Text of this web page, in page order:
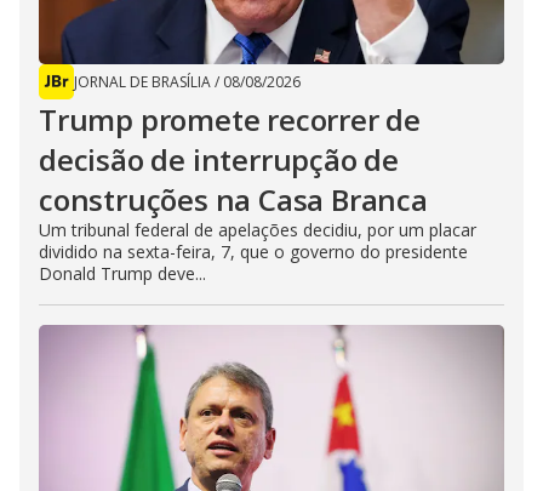
JORNAL DE BRASÍLIA/ 08/08/2026
Trump promete recorrer de
decisão de interrupção de
construções na Casa Branca
Um tribunal federal de apelações decidiu, por um placar
dividido na sexta-feira, 7, que o governo do presidente
Donald Trump deve...